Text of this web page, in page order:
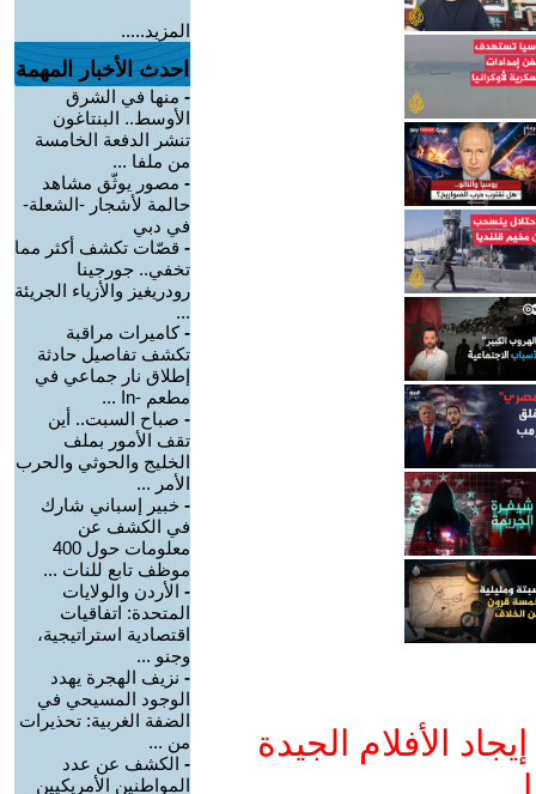
الأفلام الجيدة
المزيد.....
احدث الأخبار المهمة
- منها في الشرق
الأوسط.. البنتاغون
تنشر الدفعة الخامسة
من ملفا ...
- مصور يوثّق مشاهد
حالمة لأشجار -الشعلة-
في دبي
- قصّات تكشف أكثر مما
تخفي.. جورجينا
رودريغيز والأزياء الجريئة
...
-كاميرات مراقبة
تكشف تفاصيل حادثة
إطلاق نار جماعي في
مطعم -In ...
- صباح السبت.. أين
تقف الأمور بملف
الخليج والحوثي والحرب
الأمر ...
- خبير إسباني شارك
في الكشف عن
معلومات حول 400
موظف تابع للنات ...
- الأردن والولايات
المتحدة: اتفاقيات
اقتصادية استراتيجية،
وجنو ...
- نزيف الهجرة يهدد
الوجود المسيحي في
الضفة الغربية: تحذيرات
من ...
- الكشف عن عدد
المواطنين الأمريكيين